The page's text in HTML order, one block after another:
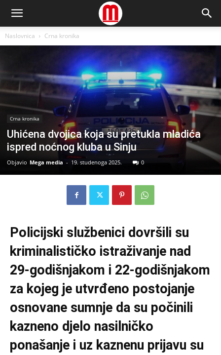
Naslovnica Crna kronika
Crna kronika
Uhićena dvojica koja su pretukla mladića
ispred noćnog kluba u Sinju
Objavio Mega media - 19. studenoga 2025. 0
Policijski službenici dovršili su
kriminalističko istraživanje nad
29-godišnjakom i 22-godišnjakom
za kojeg je utvrđeno postojanje
osnovane sumnje da su počinili
kazneno djelo nasilničko
ponašanje i uz kaznenu prijavu su